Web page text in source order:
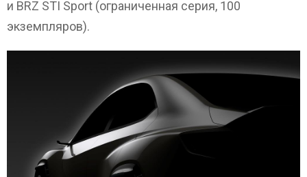
и BRZ STI Sport (ограниченная серия, 100
экземпляров).